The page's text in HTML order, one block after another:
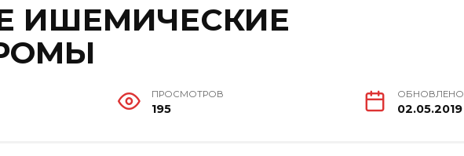
ИШЕМИЧЕСКИЕ
ПРОСМОТРОВ
195
ОБНОВЛЕНО
02.05.2019